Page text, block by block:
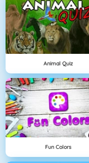
Animal Quiz
Fun Colors